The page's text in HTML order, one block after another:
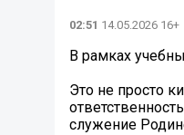
02:51 14.05.2026 16+
В рамках
Это не просто
служение